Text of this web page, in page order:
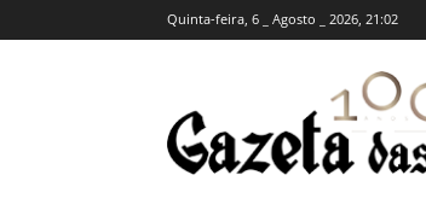
Quinta-feira, 6 _ Agosto _ 2026, 21:02